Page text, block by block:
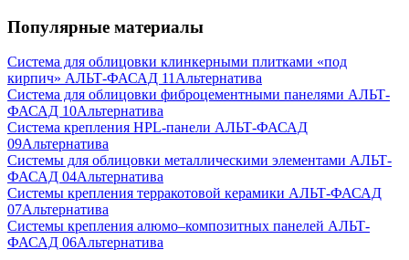
Популярные материалы
Система для облицовки клинкерными плитками «под
кирпич» АЛЬТ-ФАСАД 11 Альтернатива
Система для облицовки фиброцементными панелями АЛЬТ-
ФАСАД 10Альтернатива
Система крепления HPL-панели АЛЬТ-ФАСАД
09Альтернатива
Системы для облицовки металлическими элементами АЛЬТ-
ФАСАД 04Альтернатива
Системы крепления терракотовой керамики АЛЬТ-ФАСАД
07Альтернатива
Cистемы крепления алюмо–композитных панелей АЛЬТ-
ФАСАД 06Альтернатива